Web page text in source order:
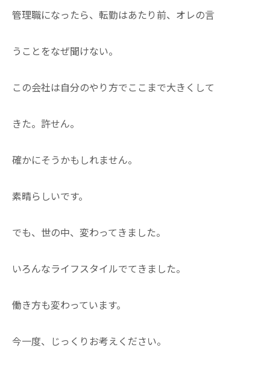
管理職になったら、転勤はあたり前、オレの言
うことをなぜ聞けない。
この会社は自分のやり方でここまで大きくして
きた。許せん。
確かにそうかもしれません。
素晴らしいです。
でも、世の中、変わってきました。
いろんなライフスタイルでてきました。
働き方も変わっています。
今一度、じっくりお考えください。